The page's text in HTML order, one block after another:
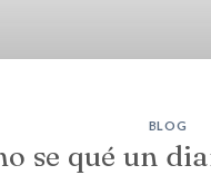
BLOG
se qué un